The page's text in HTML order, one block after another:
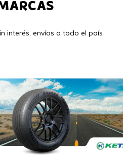
interés, envíos a todo el país